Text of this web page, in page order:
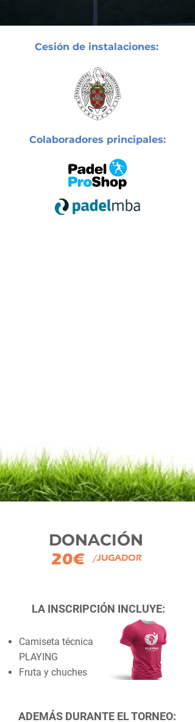
Cesión de instalaciones:
Colaboradores principales:
DONACIÓN
20€ /JUGADOR
LA INSCRIPCIÓN INCLUYE:
Camiseta técnica
PLAYING
Fruta y chuches
ADEMÁS DURANTE EL TORNEO: